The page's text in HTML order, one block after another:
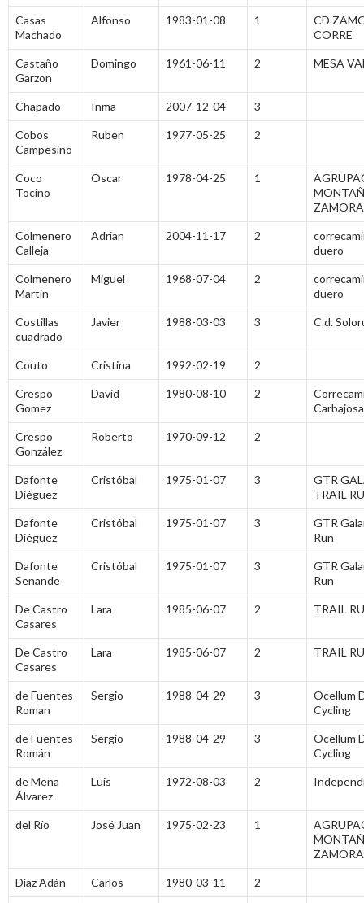
Casas
Machado
Alfonso 1983-01-08 1
CD
CORRE
Castaño
Garzon
Domingo 1961-06-11 2 MESA
Chapado Inma 2007-12-04 3
Cobos
Campesino
Ruben 1977-05-25 2
Coco
Tocino
Oscar 1978-04-25 1
Colmenero
Calleja
Adrian 2004-11-17 2
duero
Colmenero
Martin
Miguel 1968-07-04 2
duero
Costillas
cuadrado
Javier 1988-03-03 3 C.d.
Couto Cristina 1992-02-19 2
Crespo
Gomez
David 1980-08-10 2
Carbajosa
Crespo
González
Roberto 1970-09-12 2
Dafonte
Diéguez
Cristóbal 1975-01-07 3
GTR
TRAIL
Dafonte
Diéguez
Cristóbal 1975-01-07 3
GTR
Run
Dafonte
Senande
Cristóbal 1975-01-07 3
GTR
Run
De Castro
Casares
Lara 1985-06-07 2 TRAIL
De Castro
Casares
Lara 1985-06-07 2 TRAIL
de Fuentes
Roman
Sergio 1988-04-29 3
Ocellum
Cycling
de Fuentes
Román
Sergio 1988-04-29 3
Ocellum
Cycling
de Mena
Álvarez
Luis 1972-08-03 2
del Río José Juan 1975-02-23 1
Díaz Adán Carlos 1980-03-11 2